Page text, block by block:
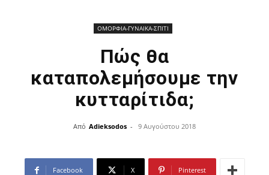
ΟΜΟΡΦΙΑ-ΓΥΝΑΙΚΑ-ΣΠΙΤΙ
Πώς θα
καταπολεμήσουμε την
κυτταρίτιδα;
Από Adieksodos - 9 Αυγούστου 2018
Facebook X Pinterest